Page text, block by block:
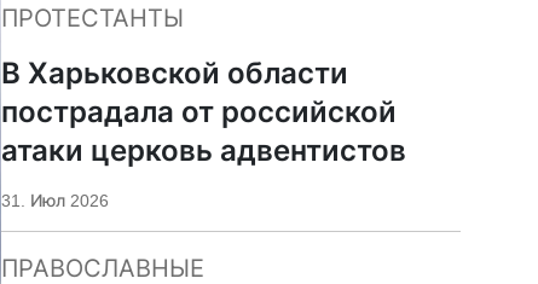
ПРОТЕСТАНТЫ
В Харьковской области
пострадала от российской
атаки церковь адвентистов
31. Июл 2026
ПРАВОСЛАВНЫЕ